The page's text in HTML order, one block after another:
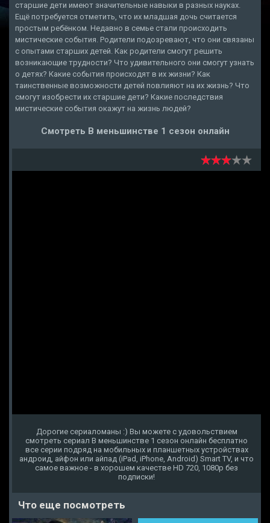
старшие дети имеют значительные навыки в разных науках.
Ещё потребуется отметить, что их младшая дочь считается
простым ребёнком. Недавно в семье стали происходить
мистические события. Родители подозревают, что они связаны
с опытами старших детей. Как родители смогут решить
возникающие трудности? Что удивительного они смогут узнать
о детях? Какие события происходят в их жизни? Как
таинственные возможности детей повлияют на их жизнь? Что
смогут изобрести их старшие дети? Какие последствия
мистические события окажут на жизнь людей?
Смотреть В меньшинстве 1 сезон онлайн
Дорогие сериаломаны :) Вы можете с удовольствием
смотреть сериал В меньшинстве 1 сезон онлайн бесплатно
все серии подряд на мобильных и планшетных устройствах
андроид, айфон или айпад (iPad, iPhone, Android) Smart TV, и что
самое важное - в хорошем качестве HD 720, 1080p без
подписки!
Что еще посмотреть